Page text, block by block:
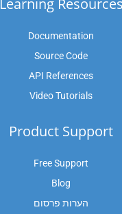
Learning Resources
Documentation
Source Code
API References
Video Tutorials
Product Support
Free Support
Blog
הערות פרסום